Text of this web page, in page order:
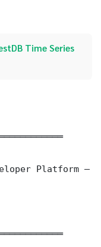
Time Series
Platform —